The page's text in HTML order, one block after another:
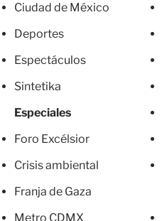
Ciudad de México
Deportes
Espectáculos
Sintetika
Especiales
Foro Excélsior
Crisis ambiental
Franja de Gaza
Metro CDMX